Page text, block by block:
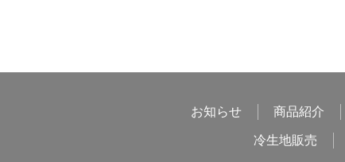
お知らせ 商品紹介
冷生地販売